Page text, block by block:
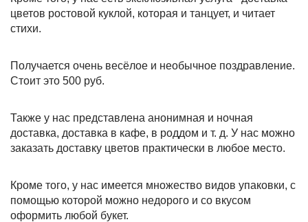
цветов ростовой куклой, которая и танцует, и читает
стихи.
Получается очень весёлое и необычное поздравление.
Стоит это 500 руб.
Также у нас представлена анонимная и ночная
доставка, доставка в кафе, в роддом и т. д. У нас можно
заказать доставку цветов практически в любое место.
Кроме того, у нас имеется множество видов упаковки, с
помощью которой можно недорого и со вкусом
оформить любой букет.